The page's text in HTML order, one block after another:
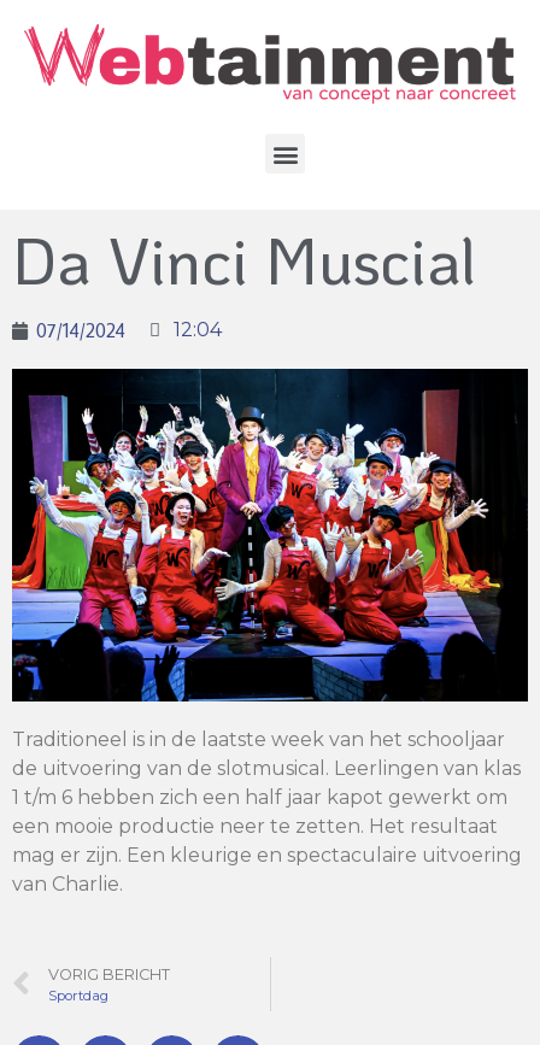
Da Vinci Muscial
07/14/2024 12:04
Traditioneel is in de laatste week van het schooljaar
de uitvoering van de slotmusical. Leerlingen van klas
1 t/m 6 hebben zich een half jaar kapot gewerkt om
een mooie productie neer te zetten. Het resultaat
mag er zijn. Een kleurige en spectaculaire uitvoering
van Charlie.
VORIG BERICHT
Sportdag